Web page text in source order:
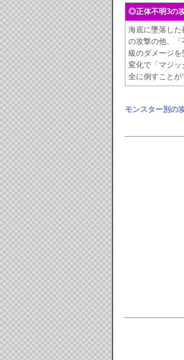
◎正体不明3の
海底に墜落し
の攻撃の他、
級のダメージを
変化で「マジ
全に倒すことが
モンスター別の